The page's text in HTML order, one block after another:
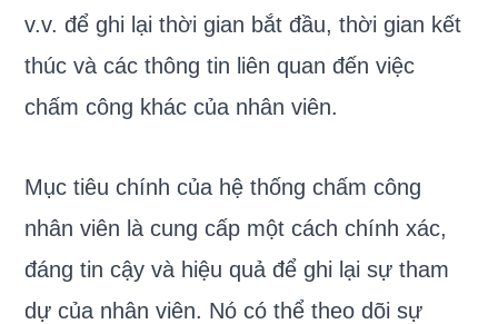
v.v. để ghi lại thời gian bắt đầu, thời gian kết
thúc và các thông tin liên quan đến việc
chấm công khác của nhân viên.
Mục tiêu chính của hệ thống chấm công
nhân viên là cung cấp một cách chính xác,
đáng tin cậy và hiệu quả để ghi lại sự tham
dự của nhân viên. Nó có thể theo dõi sự